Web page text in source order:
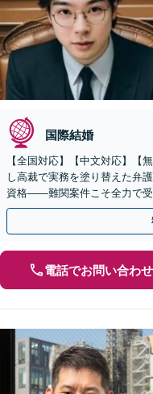
国際結婚
【全国対応】【中文対応】【
し高裁で実務を塗り替えた弁
資格——難関案件こそ全力で受
電話でお問い合わせ